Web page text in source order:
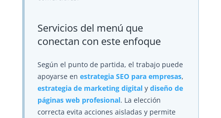
Servicios del menú que
conectan con este enfoque
Según el punto de partida, el trabajo puede
apoyarse en estrategia SEO para empresas,
estrategia de marketing digitaly diseño de
páginas web profesional. La elección
correcta evita acciones aisladas y permite